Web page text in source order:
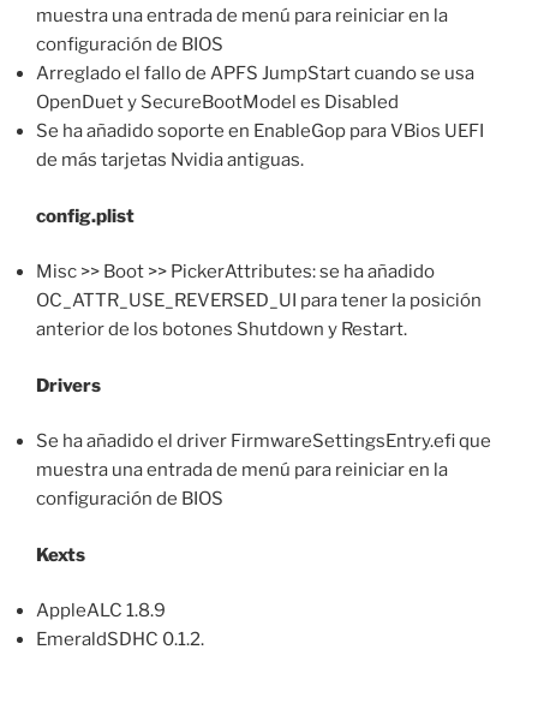
muestra una entrada de menú para reiniciar en la
configuración de BIOS
Arreglado el fallo de APFS JumpStart cuando se usa
OpenDuet y SecureBootModel es Disabled
Se ha añadido soporte en EnableGop para VBios UEFI
de más tarjetas Nvidia antiguas.
config.plist
Misc >> Boot >> PickerAttributes: se ha añadido
OC_ATTR_USE_REVERSED_UI para tener la posición
anterior de los botones Shutdown y Restart.
Drivers
Se ha añadido el driver FirmwareSettingsEntry.efi que
muestra una entrada de menú para reiniciar en la
configuración de BIOS
Kexts
AppleALC 1.8.9
EmeraldSDHC 0.1.2.